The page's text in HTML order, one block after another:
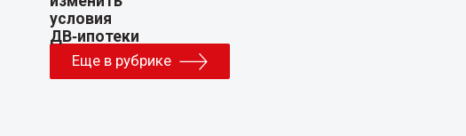
Еще в рубрике